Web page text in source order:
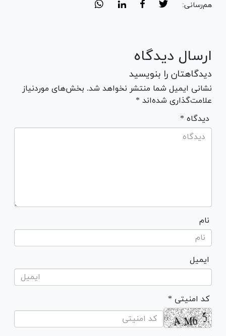
هم‌رسانی:
ارسال دیدگاه
دیدگاهتان را بنویسید
نشانی ایمیل شما منتشر نخواهد شد. بخش‌های موردنیاز
علامت‌گذاری شده‌اند *
* دیدگاه
نام
ایمیل
* کد امنیتی